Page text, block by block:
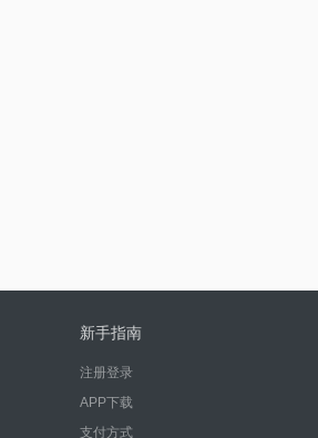
新手指南
注册登录
APP下载
支付方式